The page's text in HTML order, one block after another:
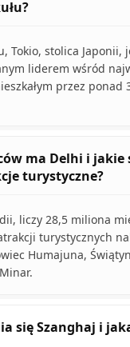
Tokio, stolica Japonii,
liderem wśród
przez ponad
ma Delhi i jakie
turystyczne?
liczy 28,5 miliona
turystycznych
Humajuna,
się Szanghaj i